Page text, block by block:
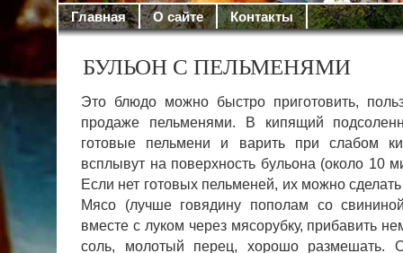
Главная О сайте Контакты
БУЛЬОН С ПЕЛЬМЕНЯМИ
Это блюдо можно быстро приготовить,
продаже пельменями. В кипящий
готовые пельмени и варить при слабом
всплывут на поверхность бульона (около 10
Если нет готовых пельменей, их можно
Мясо (лучше говядину пополам со
вместе с луком через мя­сорубку, прибавить
соль, мо­лотый перец, хорошо размешать.